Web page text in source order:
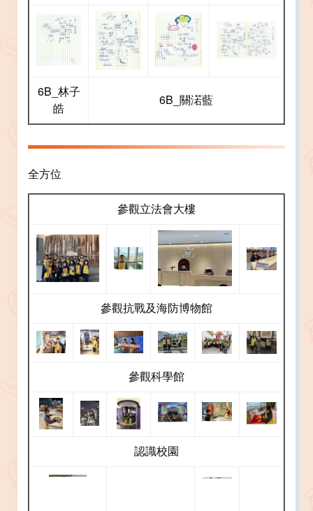
6B_林子
皓
6B_關渃藍
全方位
參觀立法會大樓
參觀抗戰及海防博物館
參觀科學館
認識校園